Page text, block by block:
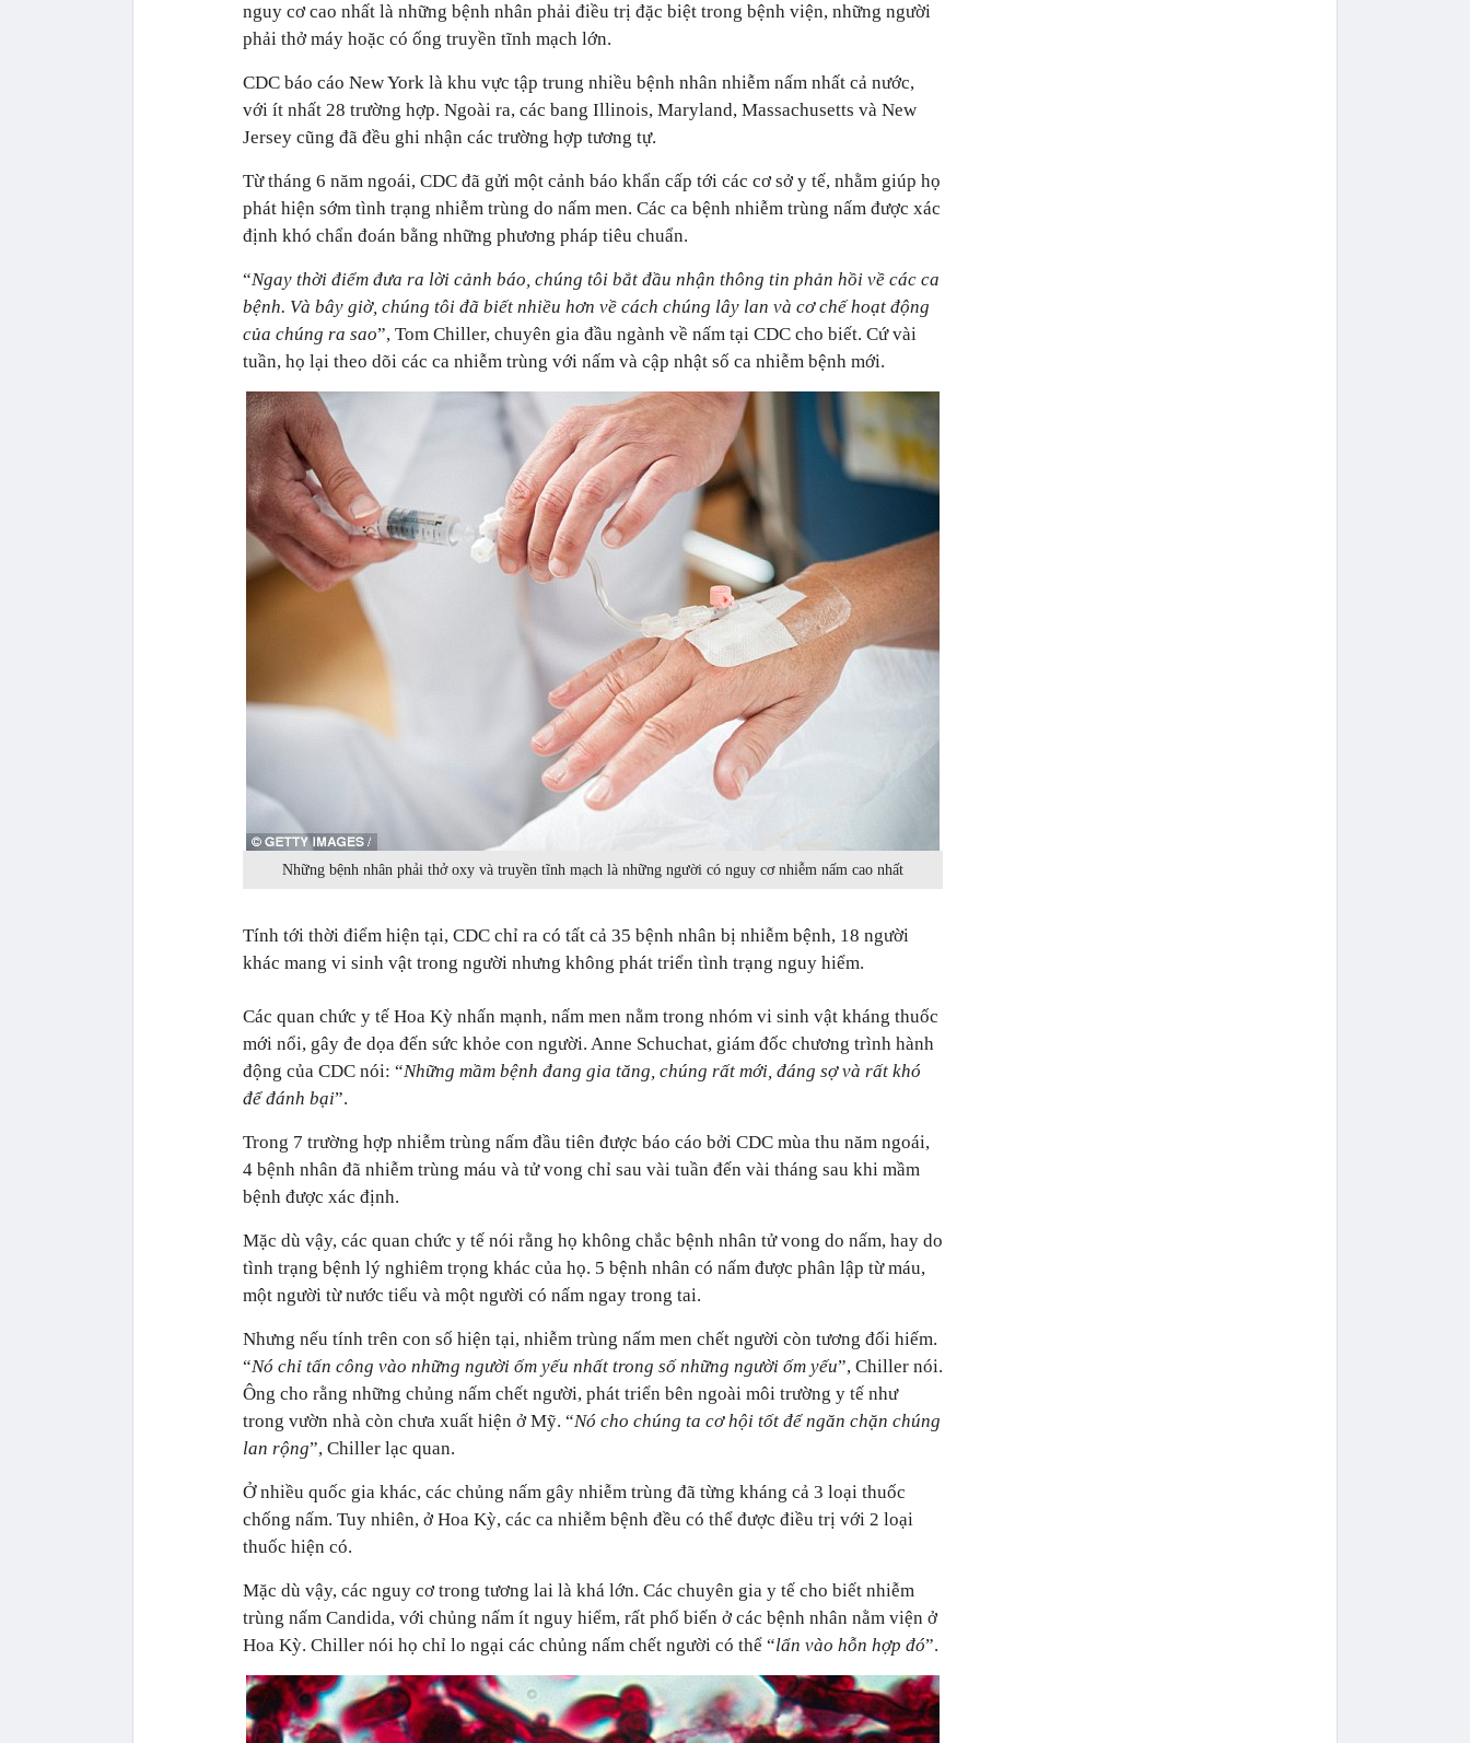
nguy cơ cao nhất là những bệnh nhân phải điều trị đặc biệt trong bệnh viện, những người
phải thở máy hoặc có ống truyền tĩnh mạch lớn.
CDC báo cáo New York là khu vực tập trung nhiều bệnh nhân nhiễm nấm nhất cả nước,
với ít nhất 28 trường hợp. Ngoài ra, các bang Illinois, Maryland, Massachusetts và New
Jersey cũng đã đều ghi nhận các trường hợp tương tự.
Từ tháng 6 năm ngoái, CDC đã gửi một cảnh báo khẩn cấp tới các cơ sở y tế, nhằm giúp họ
phát hiện sớm tình trạng nhiễm trùng do nấm men. Các ca bệnh nhiễm trùng nấm được xác
định khó chẩn đoán bằng những phương pháp tiêu chuẩn.
“Ngay thời điểm đưa ra lời cảnh báo, chúng tôi bắt đầu nhận thông tin phản hồi về các ca
bệnh. Và bây giờ, chúng tôi đã biết nhiều hơn về cách chúng lây lan và cơ chế hoạt động
của chúng ra sao”, Tom Chiller, chuyên gia đầu ngành về nấm tại CDC cho biết. Cứ vài
tuần, họ lại theo dõi các ca nhiễm trùng với nấm và cập nhật số ca nhiễm bệnh mới.
Những bệnh nhân phải thở oxy và truyền tĩnh mạch là những người có nguy cơ nhiễm nấm cao nhất
Tính tới thời điểm hiện tại, CDC chỉ ra có tất cả 35 bệnh nhân bị nhiễm bệnh, 18 người
khác mang vi sinh vật trong người nhưng không phát triển tình trạng nguy hiểm.
Các quan chức y tế Hoa Kỳ nhấn mạnh, nấm men nằm trong nhóm vi sinh vật kháng thuốc
mới nổi, gây đe dọa đến sức khỏe con người. Anne Schuchat, giám đốc chương trình hành
động của CDC nói: “Những mầm bệnh đang gia tăng, chúng rất mới, đáng sợ và rất khó
để đánh bại”.
Trong 7 trường hợp nhiễm trùng nấm đầu tiên được báo cáo bởi CDC mùa thu năm ngoái,
4 bệnh nhân đã nhiễm trùng máu và tử vong chỉ sau vài tuần đến vài tháng sau khi mầm
bệnh được xác định.
Mặc dù vậy, các quan chức y tế nói rằng họ không chắc bệnh nhân tử vong do nấm, hay do
tình trạng bệnh lý nghiêm trọng khác của họ. 5 bệnh nhân có nấm được phân lập từ máu,
một người từ nước tiểu và một người có nấm ngay trong tai.
Nhưng nếu tính trên con số hiện tại, nhiễm trùng nấm men chết người còn tương đối hiếm.
“Nó chỉ tấn công vào những người ốm yếu nhất trong số những người ốm yếu”, Chiller nói.
Ông cho rằng những chủng nấm chết người, phát triển bên ngoài môi trường y tế như
trong vườn nhà còn chưa xuất hiện ở Mỹ. “Nó cho chúng ta cơ hội tốt để ngăn chặn chúng
lan rộng”, Chiller lạc quan.
Ở nhiều quốc gia khác, các chủng nấm gây nhiễm trùng đã từng kháng cả 3 loại thuốc
chống nấm. Tuy nhiên, ở Hoa Kỳ, các ca nhiễm bệnh đều có thể được điều trị với 2 loại
thuốc hiện có.
Mặc dù vậy, các nguy cơ trong tương lai là khá lớn. Các chuyên gia y tế cho biết nhiễm
trùng nấm Candida, với chủng nấm ít nguy hiểm, rất phổ biến ở các bệnh nhân nằm viện ở
Hoa Kỳ. Chiller nói họ chỉ lo ngại các chủng nấm chết người có thể “lẩn vào hỗn hợp đó”.